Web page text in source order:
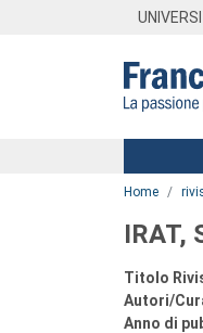
Menu
Home
IRAT,
Titolo
Autori/
Anno di